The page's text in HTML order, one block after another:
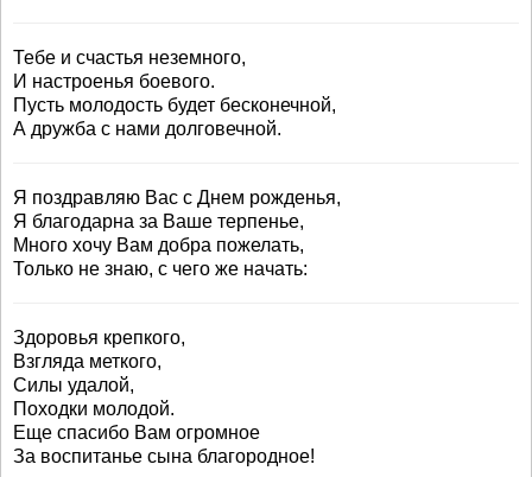
Тебе и счастья неземного,
И настроенья боевого.
Пусть молодость будет бесконечной,
А дружба с нами долговечной.
Я поздравляю Вас с Днем рожденья,
Я благодарна за Ваше терпенье,
Много хочу Вам добра пожелать,
Только не знаю, с чего же начать:
Здоровья крепкого,
Взгляда меткого,
Силы удалой,
Походки молодой.
Еще спасибо Вам огромное
За воспитанье сына благородное!